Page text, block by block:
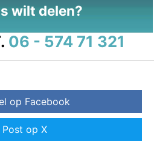
wilt delen?
06 - 574 71 321
op Facebook
Post op X